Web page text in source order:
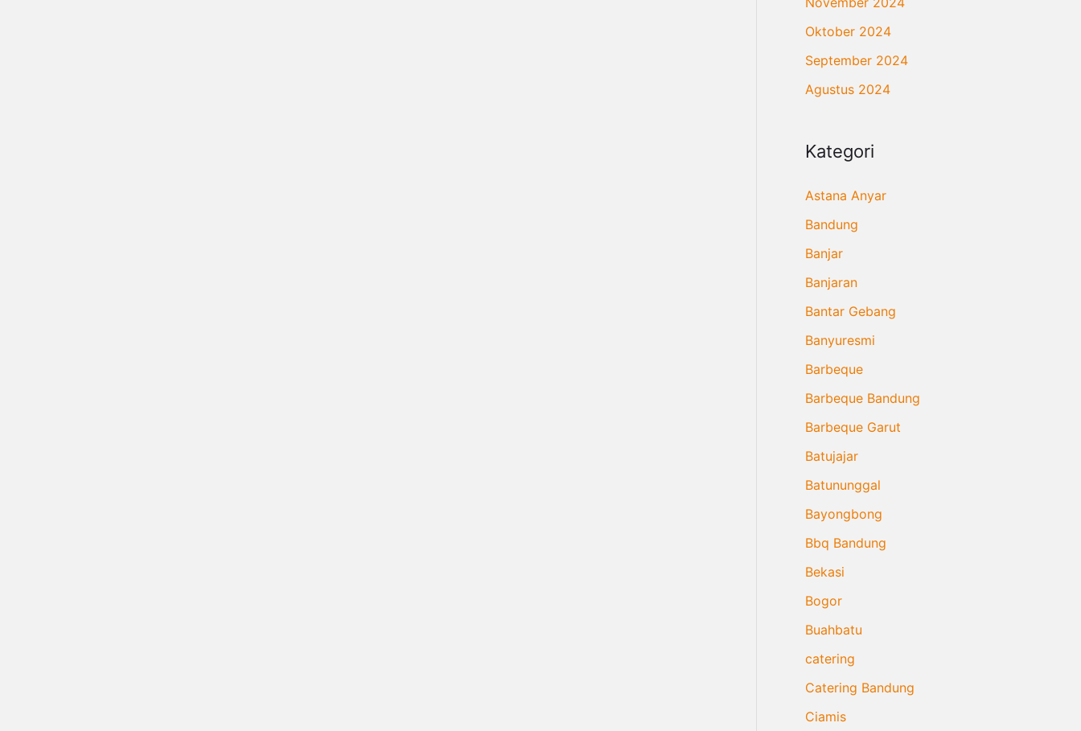
Oktober 2024
September 2024
Agustus 2024
Kategori
Astana Anyar
Bandung
Banjar
Banjaran
Bantar Gebang
Banyuresmi
Barbeque
Barbeque Bandung
Barbeque Garut
Batujajar
Batununggal
Bayongbong
Bbq Bandung
Bekasi
Bogor
Buahbatu
catering
Catering Bandung
Ciamis